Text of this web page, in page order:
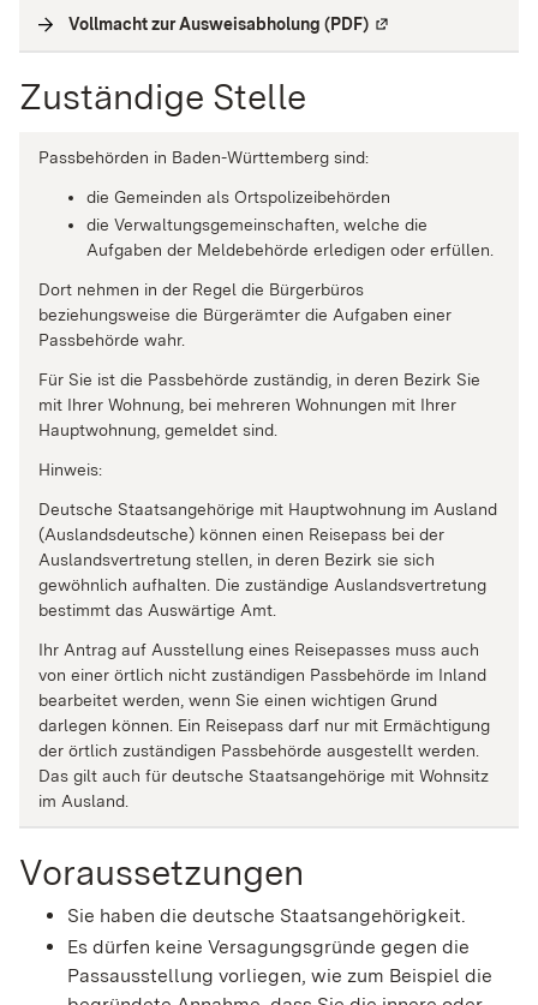
Vollmacht zur Ausweisabholung (PDF) Externe Verlinkung
Zuständige Stelle
Passbehörden in Baden-Württemberg sind:
die Gemeinden als Ortspolizeibehörden
die Verwaltungsgemeinschaften, welche die
Aufgaben der Meldebehörde erledigen oder erfüllen.
Dort nehmen in der Regel die Bürgerbüros
beziehungsweise die Bürgerämter die Aufgaben einer
Passbehörde wahr.
Für Sie ist die Passbehörde zuständig, in deren Bezirk Sie
mit Ihrer Wohnung, bei mehreren Wohnungen mit Ihrer
Hauptwohnung, gemeldet sind.
Hinweis:
Deutsche Staatsangehörige mit Hauptwohnung im Ausland
(Auslandsdeutsche) können einen Reisepass bei der
Auslandsvertretung stellen, in deren Bezirk sie sich
gewöhnlich aufhalten. Die zuständige Auslandsvertretung
bestimmt das Auswärtige Amt.
Ihr Antrag auf Ausstellung eines Reisepasses muss auch
von einer örtlich nicht zuständigen Passbehörde im Inland
bearbeitet werden, wenn Sie einen wichtigen Grund
darlegen können. Ein Reisepass darf nur mit Ermächtigung
der örtlich zuständigen Passbehörde ausgestellt werden.
Das gilt auch für deutsche Staatsangehörige mit Wohnsitz
im Ausland.
Voraussetzungen
Sie haben die deutsche Staatsangehörigkeit.
Es dürfen keine Versagungsgründe gegen die
Passausstellung vorliegen , wie zum Beispiel die